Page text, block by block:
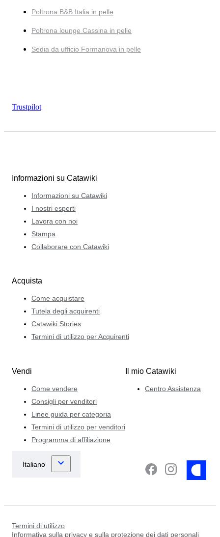
Poltrona B&B Italia in pelle
Poltrona lounge Cassina in pelle
Sedia da ufficio Formanova in pelle
Trustpilot
Informazioni su Catawiki
Informazioni su Catawiki
I nostri esperti
Lavora con noi
Stampa
Collaborare con Catawiki
Acquista
Come acquistare
Tutela degli acquirenti
Catawiki Stories
Termini di utilizzo per Acquirenti
Vendi
Come vendere
Consigli per venditori
Linee guida per categoria
Termini di utilizzo per venditori
Programma di affiliazione
Il mio Catawiki
Centro Assistenza
Termini di utilizzo
Informativa sulla privacy e sulla protezione dei dati personali